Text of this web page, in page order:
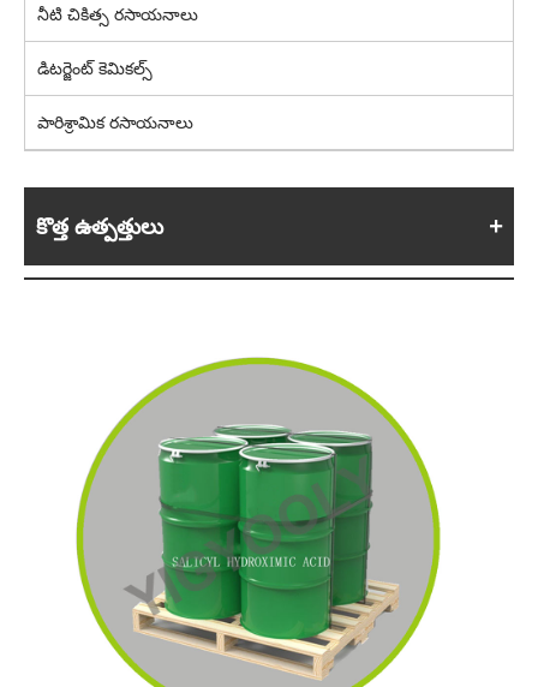
నీటి చికిత్స రసాయనాలు
డిటర్జెంట్ కెమికల్స్
పారిశ్రామిక రసాయనాలు
కొత్త ఉత్పత్తులు